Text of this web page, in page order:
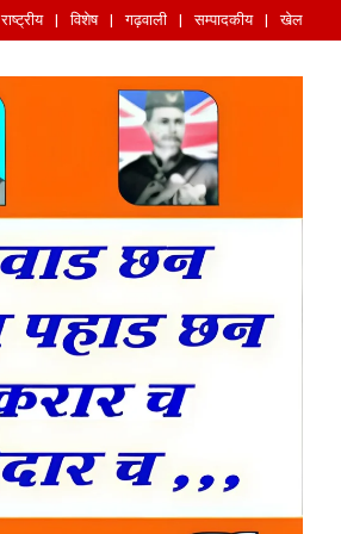
राष्ट्रीय विशेष गढ़वाली सम्पादकीय खेल